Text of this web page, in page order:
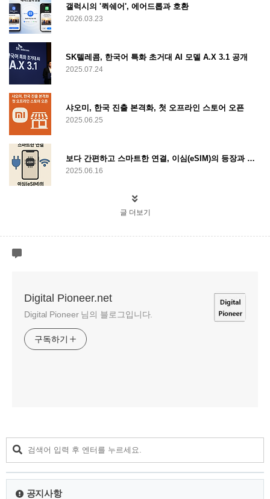
갤럭시의 '퀵쉐어', 에어드롭과 호환
2026.03.23
SK텔레콤, 한국어 특화 초거대 AI 모델 A.X 3.1 공개
2025.07.24
샤오미, 한국 진출 본격화, 첫 오프라인 스토어 오픈
2025.06.25
보다 간편하고 스마트한 연결, 이심(eSIM)의 등장과 활용
2025.06.16
글 더보기
Digital Pioneer.net
Digital Pioneer 님의 블로그입니다.
구독하기
공지사항